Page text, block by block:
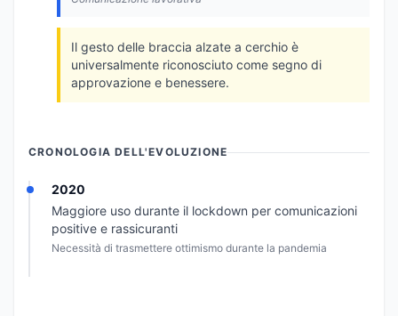
Il gesto delle braccia alzate a cerchio è
universalmente riconosciuto come segno di
approvazione e benessere.
CRONOLOGIA DELL'EVOLUZIONE
2020
Maggiore uso durante il lockdown per comunicazioni
positive e rassicuranti
Necessità di trasmettere ottimismo durante la pandemia